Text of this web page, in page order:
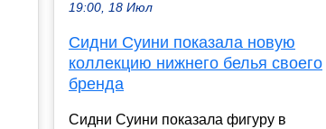
19:00, 18 Июл
Сидни Суини показала новую
коллекцию нижнего белья своего
бренда
Сидни Суини показала фигуру в